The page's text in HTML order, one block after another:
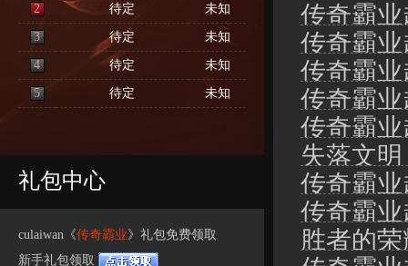
2 待定 未知
3 待定 未知
4 待定 未知
5 待定 未知
礼包中心
culaiwan《传奇霸业》礼包免费领取
新手礼包领取
传奇霸业
传奇霸业
传奇霸业
传奇霸业
传奇霸业
失落文
传奇霸业
传奇霸业
胜者的